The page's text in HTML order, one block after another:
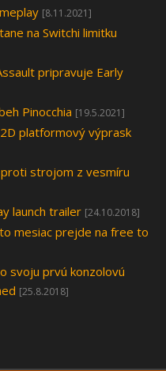
[8.11.2021]
na Switchi limitku
pripravuje Early
Pinocchia [19.5.2021]
platformový výprask
strojom z vesmíru
launch trailer [24.10.2018]
mesiac prejde na free to
svoju prvú konzolovú
[25.8.2018]